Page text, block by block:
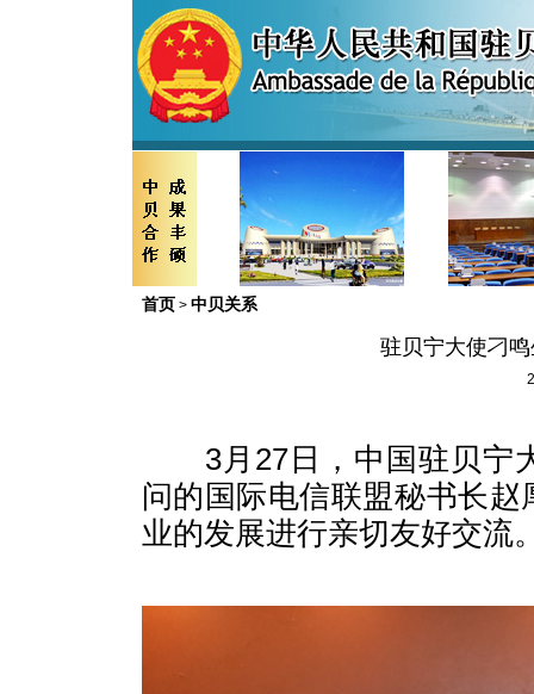
首页 > 中贝关系
驻贝宁大使刁
3月 27日，中国驻贝宁
问的国际电信联盟秘书长
业的发展进行亲切友好交流